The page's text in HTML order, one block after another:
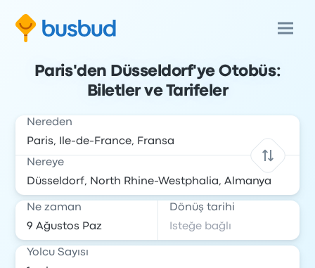
Paris'den Düsseldorf'ye Otobüs:
Biletler ve Tarifeler
Nereden
Nereye
Ne zaman Dönüş tarihi
Yolcu Sayısı